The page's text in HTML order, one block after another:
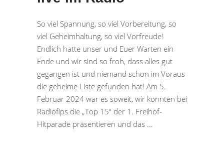
So viel Spannung, so viel Vorbereitung, so
viel Geheimhaltung, so viel Vorfreude!
Endlich hatte unser und Euer Warten ein
Ende und wir sind so froh, dass alles gut
gegangen ist und niemand schon im Voraus
die geheime Liste gefunden hat! Am 5.
Februar 2024 war es soweit, wir konnten bei
Radiofips die „Top 15“ der 1. Freihof-
Hitparade präsentieren und das